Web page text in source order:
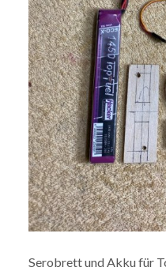
Serobrett und Akku für